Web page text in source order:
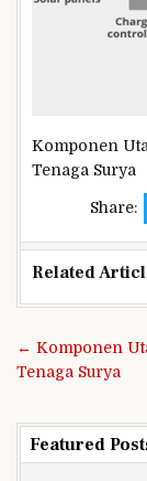
Komponen
Tenaga Surya
Share:
Related
Navigasi
pos
← Komponen
Tenaga Surya
Featured